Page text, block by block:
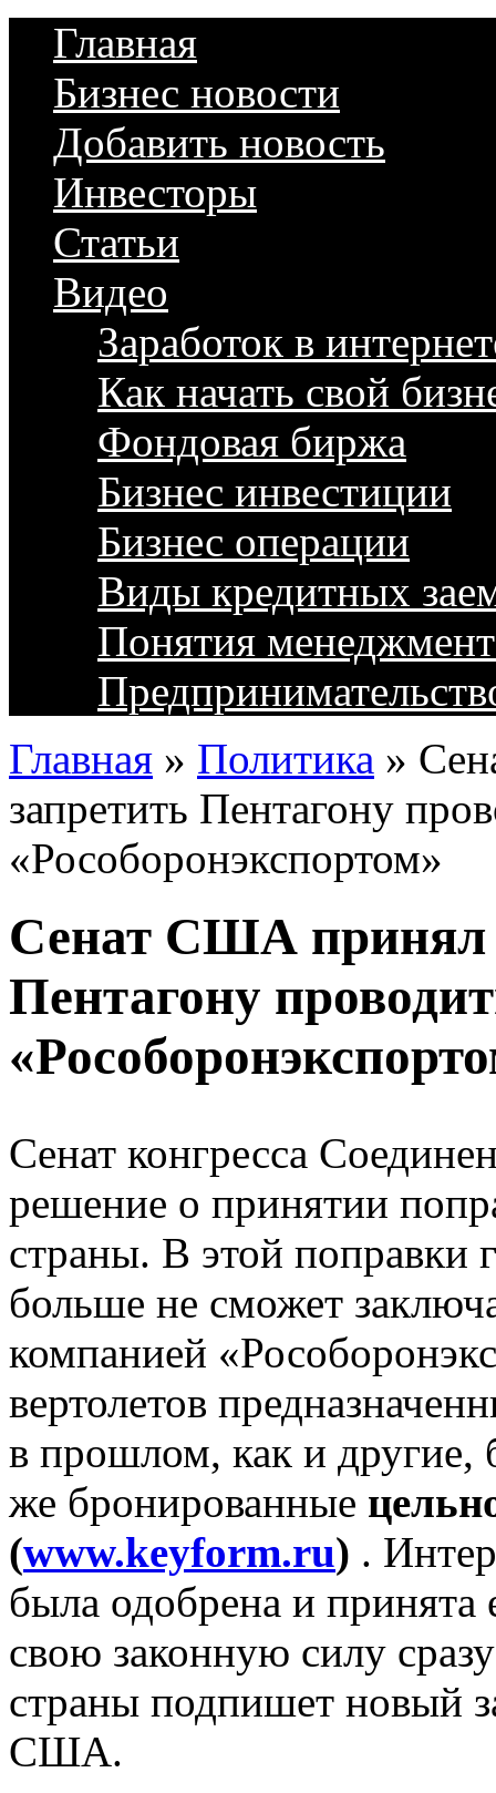
Главная
Бизнес новости
Добавить новость
Инвесторы
Статьи
Видео
Заработок в
Как начать свой
Фондовая биржа
Бизнес инвестиции
Бизнес операции
Виды кредитных
Понятия
Главная » Политика »
запретить Пентагону
«Рособоронэкспортом»
Сенат США принял
Пентагону
Сенат конгресса
решение о принятии
страны. В этой поправки
больше не сможет
компанией
вертолетов
в прошлом, как и другие,
же бронированные
(www.keyform.ru) .
была одобрена и принята
свою законную силу
страны подпишет новый
США.